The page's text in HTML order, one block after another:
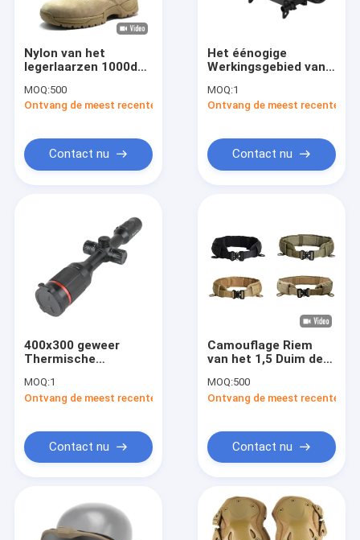
Producten
Nylon van het
legerlaarzen 1000d
Kaki met Ykk-
Schokbestendig Pit
MOQ:500
Ontvang de meest recente Prijs
Contact nu
Het éénogige
Werkingsgebied van
Weergave voor de
Jacht TS435 2-9x35
MOQ:1
Ontvang de meest recente
Contact nu
400x300 geweer
Thermische
Openlucht Tactische
Toestel van de
MOQ:1
Ontvang de meest recente Prijs
Contact nu
Camouflage Riem
van het 1,5 Duim de
voor Militaire
Gevechtskwesties
MOQ:500
Ontvang de meest recente
Contact nu